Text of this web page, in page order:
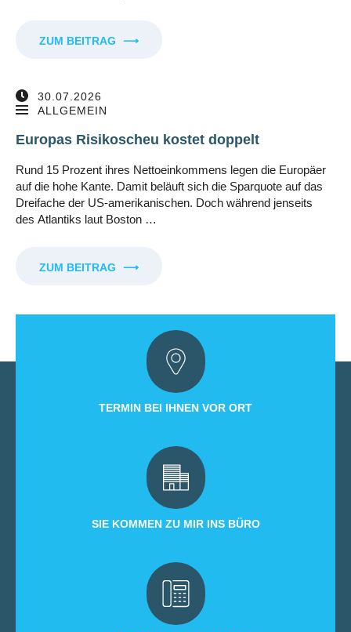
ZUM BEITRAG ⟶
30.07.2026
ALLGEMEIN
Europas Risikoscheu kostet doppelt
Rund 15 Prozent ihres Nettoeinkommens legen die Europäer
auf die hohe Kante. Damit beläuft sich die Sparquote auf das
Dreifache der US-amerikanischen. Doch während jenseits
des Atlantiks laut Boston …
ZUM BEITRAG ⟶
TERMIN BEI IHNEN VOR ORT
SIE KOMMEN ZU MIR INS BÜRO